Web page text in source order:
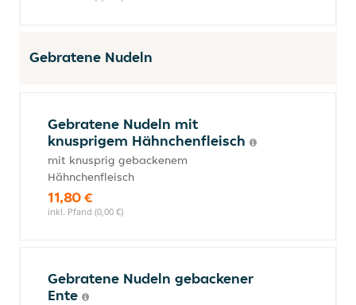
Gebratene Nudeln
Gebratene Nudeln mit
knusprigem Hähnchenfleisch
mit knusprig gebackenem
Hähnchenfleisch
11,80 €
inkl. Pfand (0,00 €)
Gebratene Nudeln gebackener
Ente